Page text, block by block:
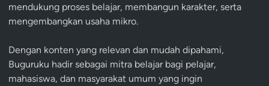
mendukung proses belajar, membangun karakter, serta
mengembangkan usaha mikro.
Dengan konten yang relevan dan mudah dipahami,
Buguruku hadir sebagai mitra belajar bagi pelajar,
mahasiswa, dan masyarakat umum yang ingin